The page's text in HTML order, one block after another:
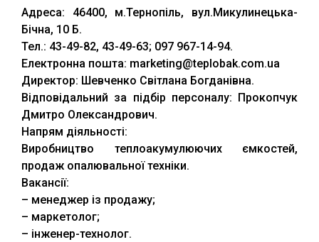
Адреса: 46400, м.Тернопіль, вул.Микулинецька-
Бічна, 10 Б.
Тел.: 43-49-82, 43-49-63; 097 967-14-94.
Електронна пошта: marketing@teplobak.com.ua
Директор: Шевченко Світлана Богданівна.
Відповідальний за підбір персоналу: Прокопчук
Дмитро Олександрович.
Напрям діяльності:
Виробництво теплоакумулюючих ємкостей,
продаж опалювальної техніки.
Вакансії:
– менеджер із продажу;
– маркетолог;
– інженер-технолог.